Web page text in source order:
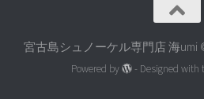
宮古島シュノーケル専門店 海umi ©
Powered by - Designed with